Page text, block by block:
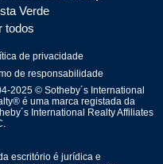
Verde
todos
de privacidade
de responsabilidade
2025 © Sotheby´s International
é uma marca registada da
International Realty Affiliates
escritório é jurídica e